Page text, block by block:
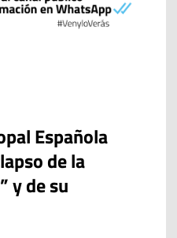
Española
de la
y de su